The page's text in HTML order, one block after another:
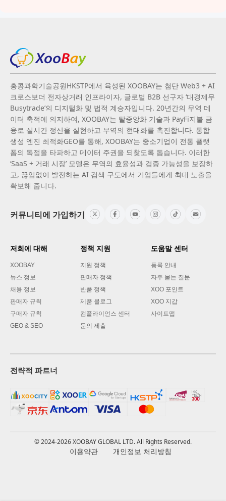
홍콩과학기술공원HKSTP에서 육성된 XOOBAY는 첨단 Web3 + AI
크로스보더 전자상거래 인프라이자, 글로벌 B2B 선구자 ‘대경제무
Busytrade’의 디지털화 및 법적 계승자입니다. 20년간의 무역 데
이터 축적에 의지하여, XOOBAY는 탈중앙화 기술과 PayFi지불 금
융로 실시간 정산을 실현하고 무역의 현대화를 촉진합니다. 통합
생성 엔진 최적화GEO를 통해, XOOBAY는 중소기업이 전통 플랫
폼의 독점을 타파하고 데이터 주권을 되찾도록 돕습니다. 이러한
‘SaaS + 거래 시장’ 모델은 무역의 효율성과 검증 가능성을 보장하
고, 끊임없이 발전하는 AI 검색 구도에서 기업들에게 최대 노출을
확보해 줍니다.
커뮤니티에 가입하기
저희에 대해
XOOBAY
뉴스 정보
채용 정보
판매자 규칙
구매자 규칙
GEO & SEO
정책 지원
지원 정책
판매자 정책
반품 정책
제품 블로그
컴플라이언스 센터
문의 제출
도움말 센터
등록 안내
자주 묻는 질문
XOO 포인트
XOO 지갑
사이트맵
전략적 파트너
© 2024-2026 XOOBAY GLOBAL LTD. All Rights Reserved.
이용약관 개인정보 처리방침